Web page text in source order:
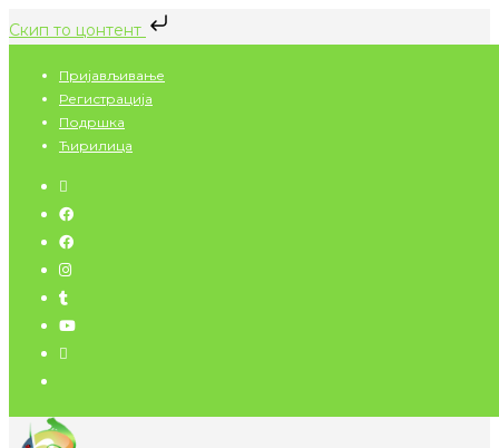
Скип то цонтент
цонтент
Пријављивање
Регистрација
Подршка
Ћирилица